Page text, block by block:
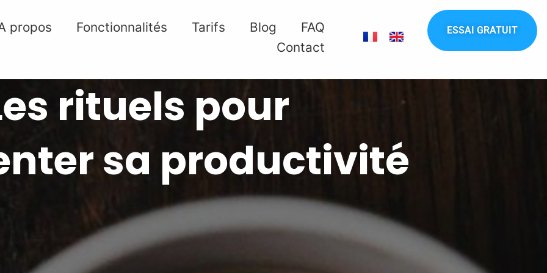
propos Fonctionnalités Tarifs Blog
FAQ
Contact
ESSAI GRATUIT
rituels pour
sa productivité